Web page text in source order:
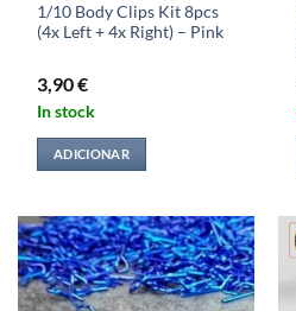
1/10 Body Clips Kit 8pcs
(4x Left + 4x Right) – Pink
3,90€
In stock
ADICIONAR